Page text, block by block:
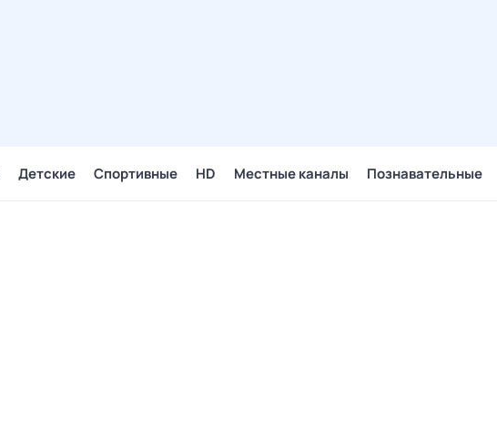
Детские Спортивные HD Местные каналы Познавательные